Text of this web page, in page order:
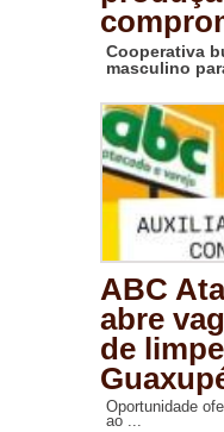
Cooperativa
masculino
ABC
abre
de
Oportunidade
ao ...